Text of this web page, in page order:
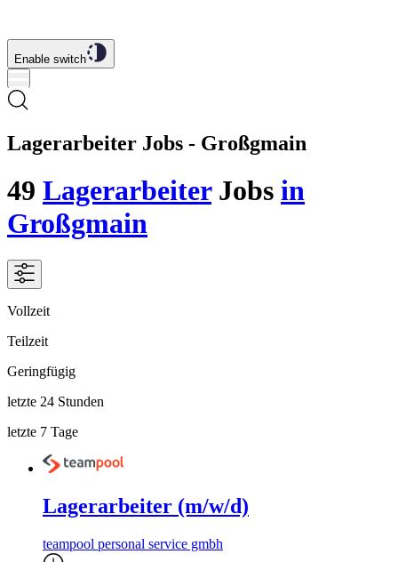
Enable switch
Lagerarbeiter Jobs - Großgmain
49 LagerarbeiterJobs in
Großgmain
Vollzeit
Teilzeit
Geringfügig
letzte 24 Stunden
letzte 7 Tage
Lagerarbeiter (m/w/d)
teampool personal service gmbh